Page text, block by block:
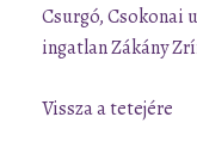
Csurgó, Csokonai
ingatlanZákány
Vissza a tetejére